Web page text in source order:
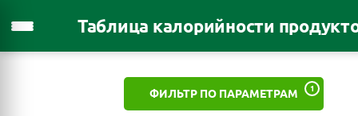
Таблица калорийности
1
ФИЛЬТР ПО ПАРАМЕТРАМ